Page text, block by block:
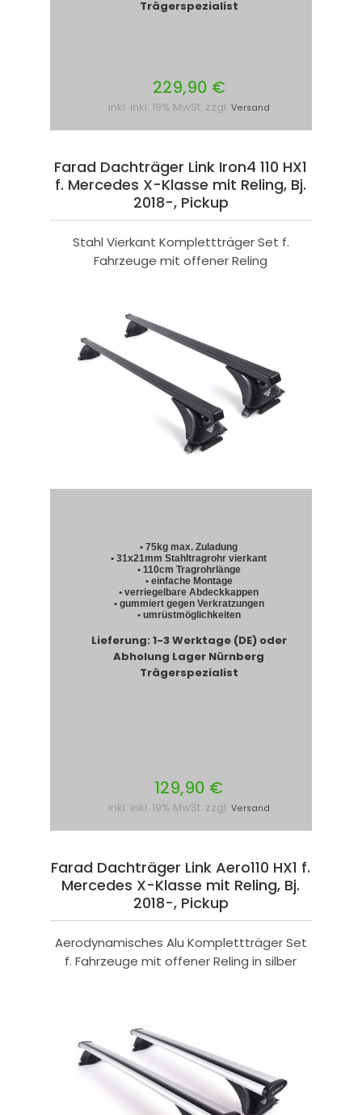
Trägerspezialist
229,90 €
inkl. inkl. 19% MwSt. zzgl. Versand
Farad Dachträger Link Iron4 110 HX1
f. Mercedes X-Klasse mit Reling, Bj.
2018-, Pickup
Stahl Vierkant Komplettträger Set f.
Fahrzeuge mit offener Reling
• 75kg max. Zuladung
• 31x21mm Stahltragrohr vierkant
• 110cm Tragrohrlänge
• einfache Montage
• verriegelbare Abdeckkappen
• gummiert gegen Verkratzungen
• umrüstmöglichkeiten
Lieferung: 1-3 Werktage (DE) oder
Abholung Lager Nürnberg
Trägerspezialist
129,90 €
inkl. inkl. 19% MwSt. zzgl. Versand
Farad Dachträger Link Aero110 HX1 f.
Mercedes X-Klasse mit Reling, Bj.
2018-, Pickup
Aerodynamisches Alu Komplettträger Set
f. Fahrzeuge mit offener Reling in silber